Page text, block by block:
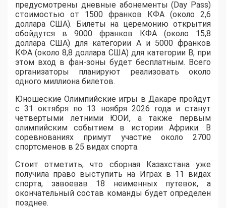
предусмотрены дневные абонементы (Day Pass)
стоимостью от 1500 франков КФА (около 2,6
доллара США). Билеты на церемонию открытия
обойдутся в 9000 франков КФА (около 15,8
доллара США) для категории A и 5000 франков
КФА (около 8,8 доллара США) для категории B, при
этом вход в фан-зоны будет бесплатным. Всего
организаторы планируют реализовать около
одного миллиона билетов.
Юношеские Олимпийские игры в Дакаре пройдут
с 31 октября по 13 ноября 2026 года и станут
четвертыми летними ЮОИ, а также первым
олимпийским событием в истории Африки. В
соревнованиях примут участие около 2700
спортсменов в 25 видах спорта.
Стоит отметить, что сборная Казахстана уже
получила право выступить на Играх в 11 видах
спорта, завоевав 18 неименных путевок, а
окончательный состав команды будет определен
позднее.